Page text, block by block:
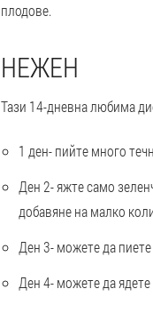
плодове.
НЕЖЕН
Тази 14-дневна любима
1 ден- пийте много
Ден 2- яжте само
добавяне на малко
Ден 3- можете да
Ден 4- можете да